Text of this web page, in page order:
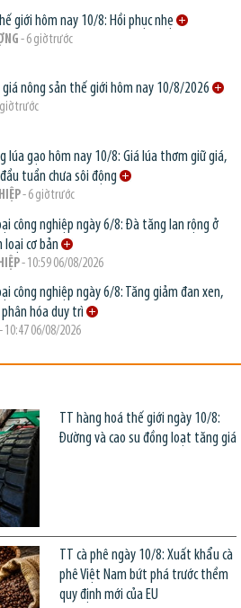
giới hôm nay 10/8: Hồi phục nhẹ
- 6 giờ trước
nông sản thế giới hôm nay 10/8/2026
trước
lúa gạo hôm nay 10/8: Giá lúa thơm giữ giá,
tuần chưa sôi động
- 6 giờ trước
công nghiệp ngày 6/8: Đà tăng lan rộng ở
cơ bản
- 10:59 06/08/2026
công nghiệp ngày 6/8: Tăng giảm đan xen,
hóa duy trì
- 10:47 06/08/2026
TT hàng hoá thế giới ngày 10/8:
Đường và cao su đồng loạt tăng giá
TT cà phê ngày 10/8: Xuất khẩu cà
phê Việt Nam bứt phá trước thềm
quy định mới của EU